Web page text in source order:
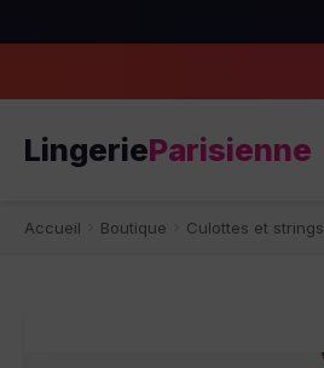
LingerieParisienne
Accueil Boutique Culottes et strings